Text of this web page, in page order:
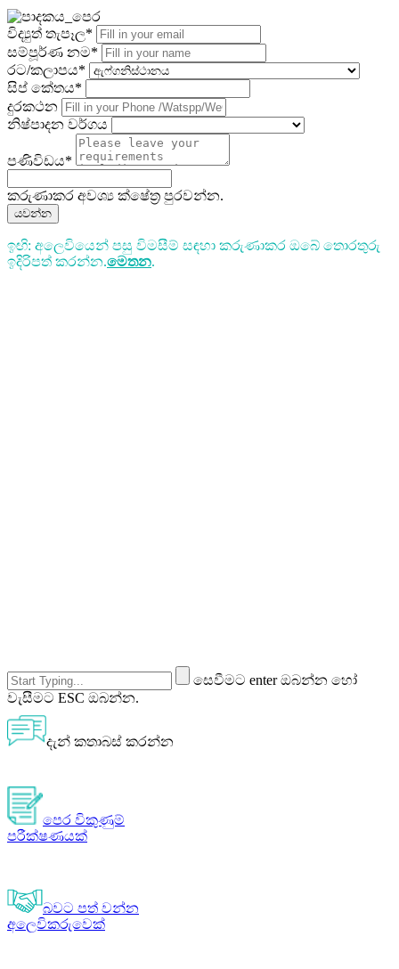
විද්‍යුත් තැපෑල*
සම්පූර්ණ නම*
රට/කලාපය*
සිප් කේතය*
දුරකථන
නිෂ්පාදන වර්ගය
පණිවිඩය*
කරුණාකර අවශ්‍ය ක්ෂේත්‍ර පුරවන්න.
යවන්න
ඉඟි: අලෙවියෙන් පසු විමසීම් සඳහා කරුණාකර ඔබේ තොරතුරු
ඉදිරිපත් කරන්න.මෙතන.
සෙවීමට enter ඔබන්න හෝ
වැසීමට ESC ඔබන්න.
දැන් කතාබස් කරන්න
පෙර විකුණුම්
පරීක්ෂණයක්
බවට පත් වන්න
අලෙවිකරුවෙක්